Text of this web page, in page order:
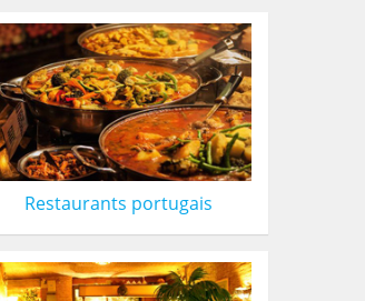
Restaurants portugais